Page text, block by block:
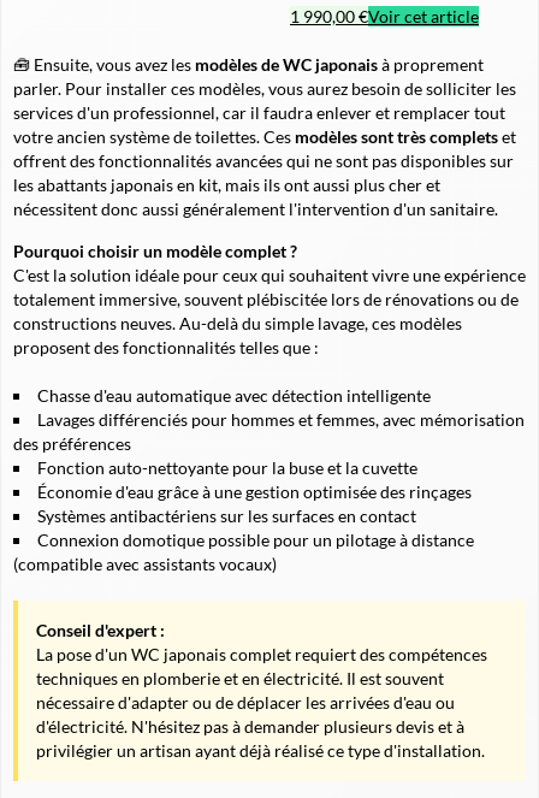
1 990,00 €Voir cet article
🧰 Ensuite, vous avez les modèles de WC japonaisà proprement
parler. Pour installer ces modèles, vous aurez besoin de solliciter les
services d'un professionnel, car il faudra enlever et remplacer tout
votre ancien système de toilettes. Ces modèles sont très completset
offrent des fonctionnalités avancées qui ne sont pas disponibles sur
les abattants japonais en kit, mais ils ont aussi plus cher et
nécessitent donc aussi généralement l'intervention d'un sanitaire.
Pourquoi choisir un modèle complet ?
C'est la solution idéale pour ceux qui souhaitent vivre une expérience
totalement immersive, souvent plébiscitée lors de rénovations ou de
constructions neuves. Au-delà du simple lavage, ces modèles
proposent des fonctionnalités telles que :
Chasse d'eau automatique avec détection intelligente
Lavages différenciés pour hommes et femmes, avec mémorisation
des préférences
Fonction auto-nettoyante pour la buse et la cuvette
Économie d'eau grâce à une gestion optimisée des rinçages
Systèmes antibactériens sur les surfaces en contact
Connexion domotique possible pour un pilotage à distance
(compatible avec assistants vocaux)
Conseil d'expert :
La pose d'un WC japonais complet requiert des compétences
techniques en plomberie et en électricité. Il est souvent
nécessaire d'adapter ou de déplacer les arrivées d'eau ou
d'électricité. N'hésitez pas à demander plusieurs devis et à
privilégier un artisan ayant déjà réalisé ce type d'installation.